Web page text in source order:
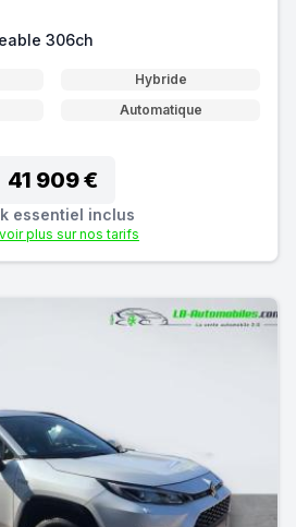
306ch
Hybride
Automatique
41 909 €
essentiel inclus
plus sur nos tarifs